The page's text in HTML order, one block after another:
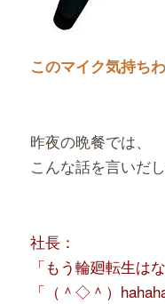
このマイク気持ち
昨夜の晩餐では、
こんな話を言いだし
社長：
「もう輪廻転生は
「（＾◇＾）